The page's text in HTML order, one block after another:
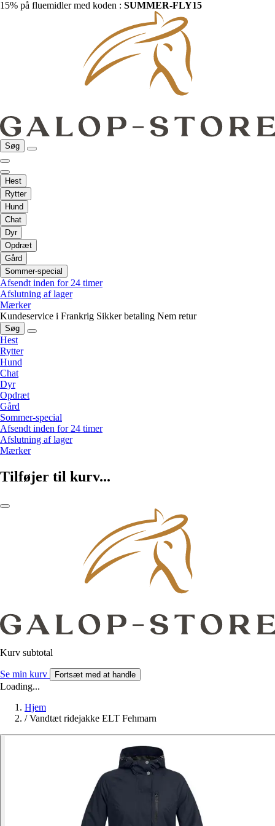
15% på fluemidler med koden : SUMMER-FLY15
Søg
Hest
Rytter
Hund
Chat
Dyr
Opdræt
Gård
Sommer-special
Afsendt inden for 24 timer
Afslutning af lager
Mærker
Kundeservice i Frankrig Sikker betaling Nem retur
Søg
Hest
Rytter
Hund
Chat
Dyr
Opdræt
Gård
Sommer-special
Afsendt inden for 24 timer
Afslutning af lager
Mærker
Tilføjer til kurv...
Kurv subtotal
Se min kurv Fortsæt med at handle
Loading...
Hjem
/ Vandtæt ridejakke ELT Fehmarn